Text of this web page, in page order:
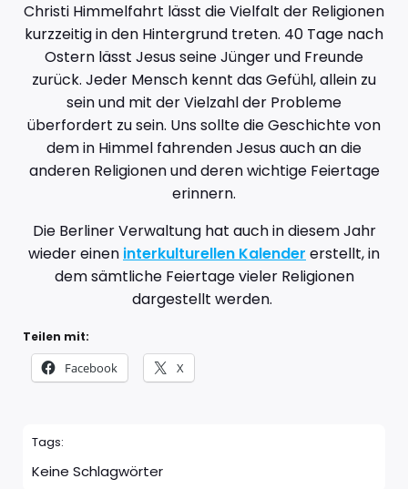
Christi Himmelfahrt lässt die Vielfalt der Religionen
kurzzeitig in den Hintergrund treten. 40 Tage nach
Ostern lässt Jesus seine Jünger und Freunde
zurück. Jeder Mensch kennt das Gefühl, allein zu
sein und mit der Vielzahl der Probleme
überfordert zu sein. Uns sollte die Geschichte von
dem in Himmel fahrenden Jesus auch an die
anderen Religionen und deren wichtige Feiertage
erinnern.
Die Berliner Verwaltung hat auch in diesem Jahr
wieder einen interkulturellen Kalender erstellt, in
dem sämtliche Feiertage vieler Religionen
dargestellt werden.
Teilen mit:
Facebook X
Tags:
Keine Schlagwörter